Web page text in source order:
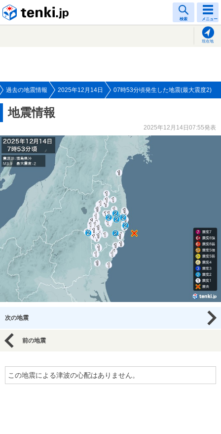
検索 メニュー
現在地
過去の地震情報 2025年12月14日 07時53分頃発生した地震(最大震度2)
地震情報
2025年12月14日07:55発表
次の地震
前の地震
この地震による津波の心配はありません。